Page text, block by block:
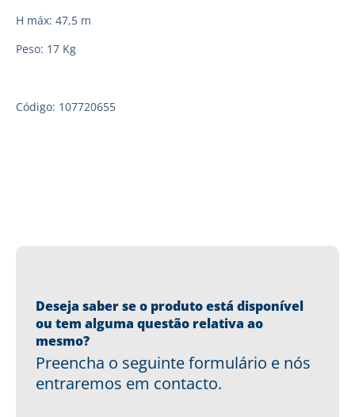
H máx: 47,5 m
Peso: 17 Kg
Código: 107720655
Deseja saber se o produto está disponível
ou tem alguma questão relativa ao
mesmo?
Preencha o seguinte formulário e nós
entraremos em contacto.